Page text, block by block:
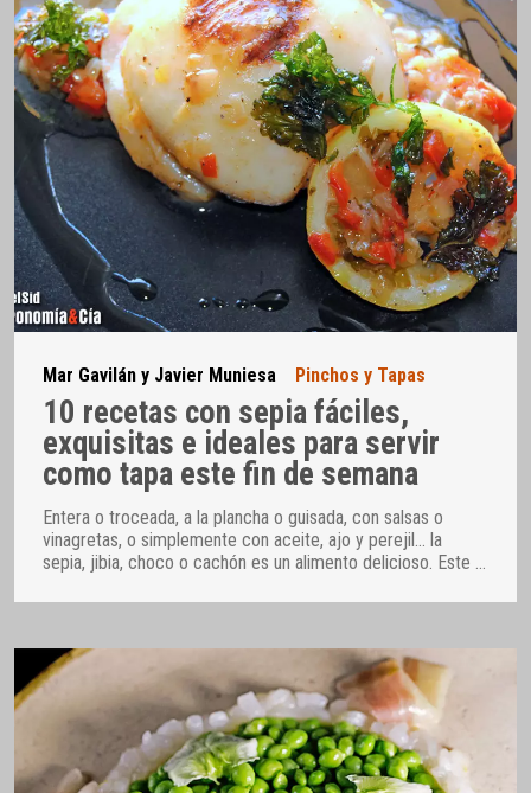
Mar Gavilán y Javier Muniesa Pinchos y Tapas
10 recetas con sepia fáciles,
exquisitas e ideales para servir
como tapa este fin de semana
Entera o troceada, a la plancha o guisada, con salsas o
vinagretas, o simplemente con aceite, ajo y perejil… la
sepia, jibia, choco o cachón es un alimento delicioso. Este …